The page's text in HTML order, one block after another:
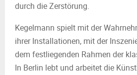
durch die Zerstörung.
Kegelmann spielt mit der
ihrer Installationen, mit der
dem festliegenden Rahmen der
In Berlin lebt und arbeitet die